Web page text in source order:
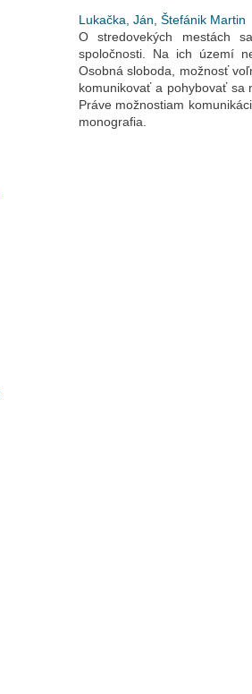
Lukačka, Ján, Štefánik Martin
O stredovekých mestách
spoločnosti. Na ich území
Osobná sloboda, možnosť
komunikovať a pohybovať sa
Práve možnostiam
monografia.